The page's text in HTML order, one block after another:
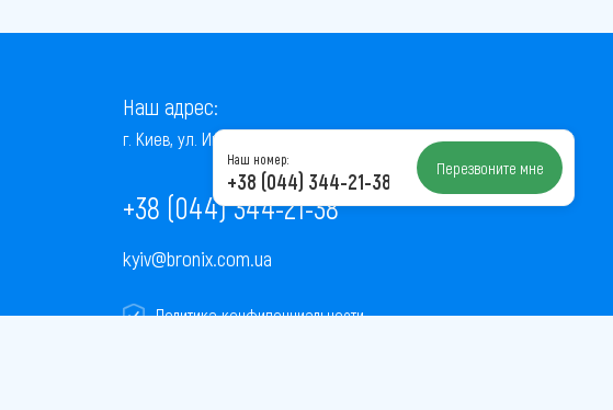
Наш адрес:
г. Киев, ул. Институтская, 22/7, оф. 41
+38 (044) 344-21-38
kyiv@bronix.com.ua
Политика конфиденциальности
Наш номер:
+38 (044) 344-21-38 Перезвоните мне